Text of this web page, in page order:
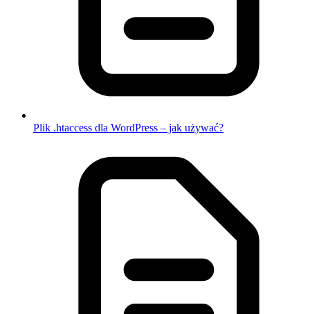
Plik .htaccess dla WordPress – jak używać?